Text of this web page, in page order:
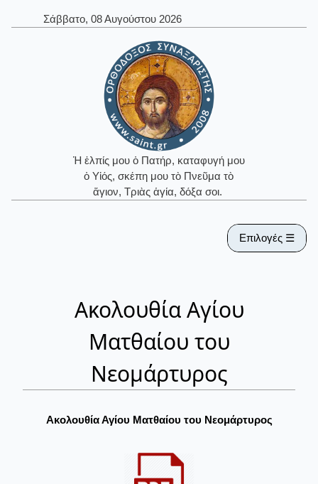
Σάββατο, 08 Αυγούστου 2026
Ἡ ἐλπίς μου ὁ Πατήρ, καταφυγή μου
ὁ Υἱός, σκέπη μου τὸ Πνεῦμα τὸ
ἅγιον, Τριὰς ἁγία, δόξα σοι.
Επιλογές ☰
Ακολουθία Αγίου
Ματθαίου του
Νεομάρτυρος
Ακολουθία Αγίου Ματθαίου του Νεομάρτυρος